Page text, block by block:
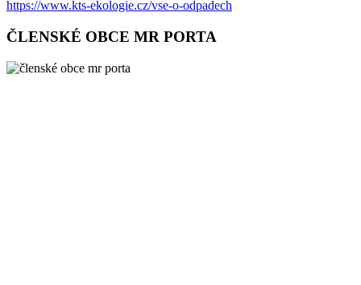
https://www.kts-ekologie.cz/vse-o-odpadech
ČLENSKÉ OBCE MR PORTA